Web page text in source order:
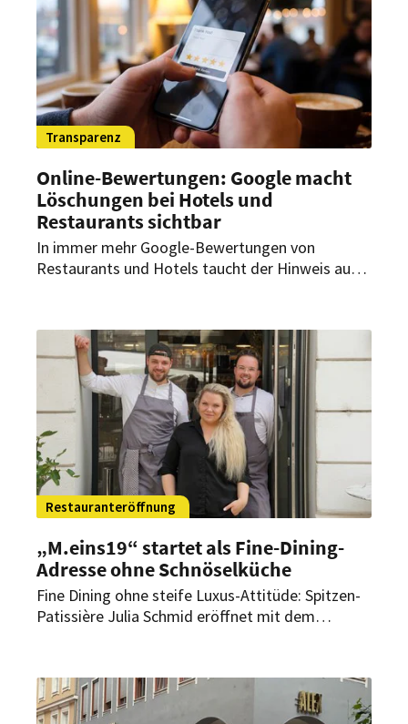
Transparenz
Online-Bewertungen: Google macht
Löschungen bei Hotels und
Restaurants sichtbar
In immer mehr Google-Bewertungen von
Restaurants und Hotels taucht der Hinweis auf:
Restauranteröffnung
„M.eins19“ startet als Fine-Dining-
Adresse ohne Schnöselküche
Fine Dining ohne steife Luxus-Attitüde: Spitzen-
Patissière Julia Schmid eröffnet mit dem
fairen Preisen und monatlichen Gastkoch-
Events.